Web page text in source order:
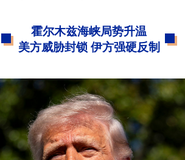
霍尔木兹海峡局势升温
美方威胁封锁 伊方强硬反制